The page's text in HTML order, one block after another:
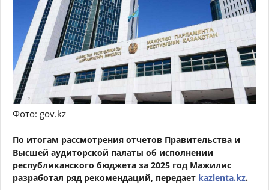
Фото: gov.kz
По итогам рассмотрения отчетов Правительства и
Высшей аудиторской палаты об исполнении
республиканского бюджета за 2025 год Мажилис
разработал ряд рекомендаций, передает kazlenta.kz.